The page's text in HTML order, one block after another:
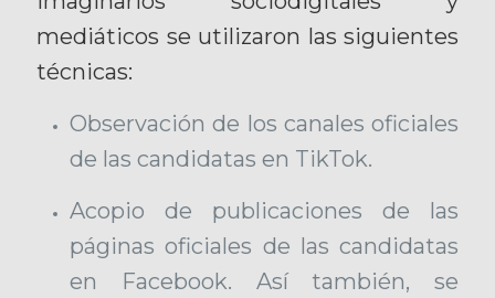
mediáticos se utilizaron las siguientes
técnicas:
Observación de los canales oficiales
de las candidatas en TikTok.
Acopio de publicaciones de las
páginas oficiales de las candidatas
en Facebook. Así también, se